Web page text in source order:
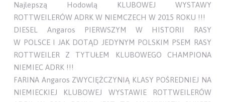
Najlepszą Hodowlą KLUBOWEJ WYSTAWY
ROTTWEILERÓW ADRK W NIEMCZECH W 2015 ROKU !!!
DIESEL Angaros PIERWSZYM W HISTORII RASY
W POLSCE I JAK DOTĄD JEDYNYM POLSKIM PSEM RASY
ROTTWEILER Z TYTUŁEM KLUBOWEGO CHAMPIONA
NIEMIEC ADRK !!!
FARINA Angaros ZWYCIĘŻCZYNIĄ KLASY POŚREDNIEJ NA
NIEMIECKIEJ KLUBOWEJ WYSTAWIE ROTTWEILERÓW